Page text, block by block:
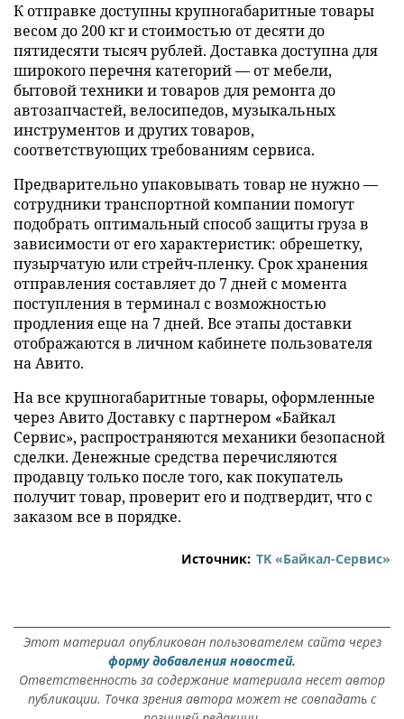
К отправке доступны крупногабаритные товары
весом до 200 кг и стоимостью от десяти до
пятидесяти тысяч рублей. Доставка доступна для
широкого перечня категорий — от мебели,
бытовой техники и товаров для ремонта до
автозапчастей, велосипедов, музыкальных
инструментов и других товаров,
соответствующих требованиям сервиса.
Предварительно упаковывать товар не нужно —
сотрудники транспортной компании помогут
подобрать оптимальный способ защиты груза в
зависимости от его характеристик: обрешетку,
пузырчатую или стрейч-пленку. Срок хранения
отправления составляет до 7 дней с момента
поступления в терминал с возможностью
продления еще на 7 дней. Все этапы доставки
отображаются в личном кабинете пользователя
на Авито.
На все крупногабаритные товары, оформленные
через Авито Доставку с партнером «Байкал
Сервис», распространяются механики безопасной
сделки. Денежные средства перечисляются
продавцу только после того, как покупатель
получит товар, проверит его и подтвердит, что с
заказом все в порядке.
Источник: ТK «Байкал-Сервис»
Этот материал опубликован пользователем сайта через
форму добавления новостей.
Ответственность за содержание материала несет автор
публикации. Точка зрения автора может не совпадать с